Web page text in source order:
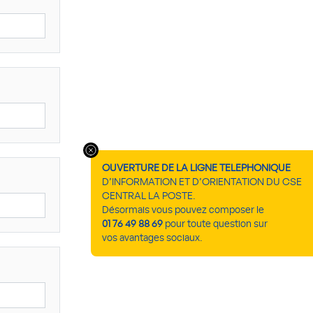
OUVERTURE DE LA LIGNE TELEPHONIQUE
D’INFORMATION ET D’ORIENTATION DU CSE
CENTRAL LA POSTE.
Désormais vous pouvez composer le
01 76 49 88 69 pour toute question sur
vos avantages sociaux.